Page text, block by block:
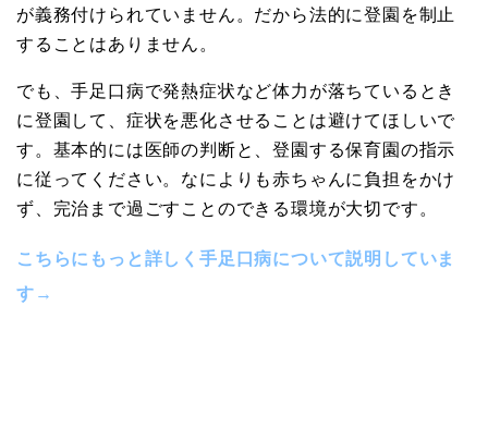
が義務付けられていません。だから法的に登園を制止
することはありません。
でも、手足口病で発熱症状など体力が落ちているとき
に登園して、症状を悪化させることは避けてほしいで
す。基本的には医師の判断と、登園する保育園の指示
に従ってください。なによりも赤ちゃんに負担をかけ
ず、完治まで過ごすことのできる環境が大切です。
こちらにもっと詳しく手足口病について説明していま
す→